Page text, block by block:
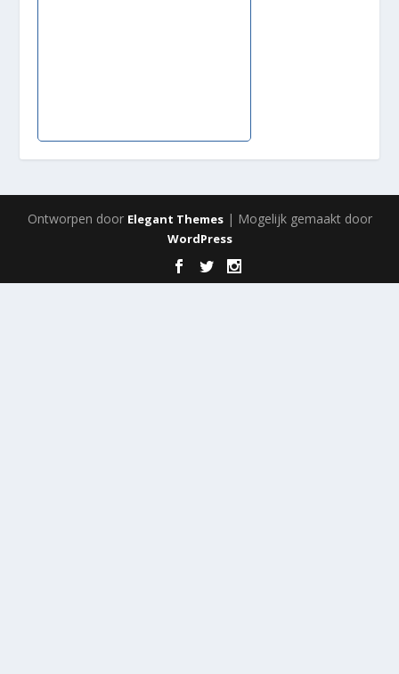
Ontworpen door Elegant Themes| Mogelijk gemaakt door
WordPress